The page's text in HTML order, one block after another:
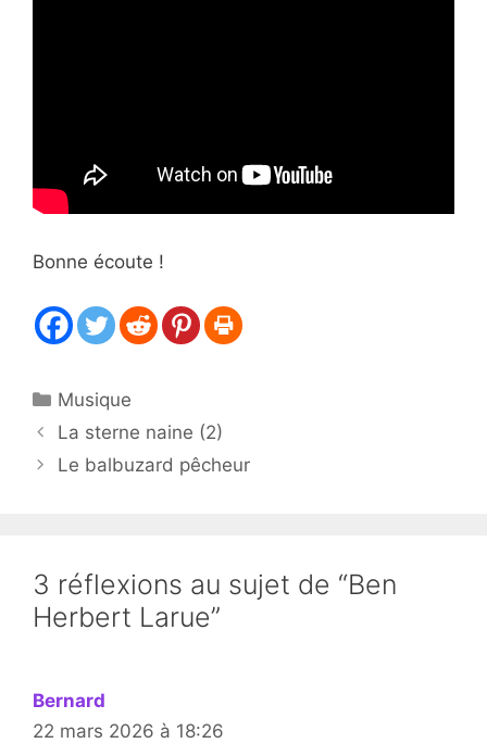
Bonne écoute !
Catégories
Musique
La sterne naine (2)
Le balbuzard pêcheur
3 réflexions au sujet de “Ben
Herbert Larue”
Bernard
22 mars 2026 à 18:26